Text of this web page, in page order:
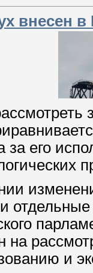
внесен в
за его
на
и